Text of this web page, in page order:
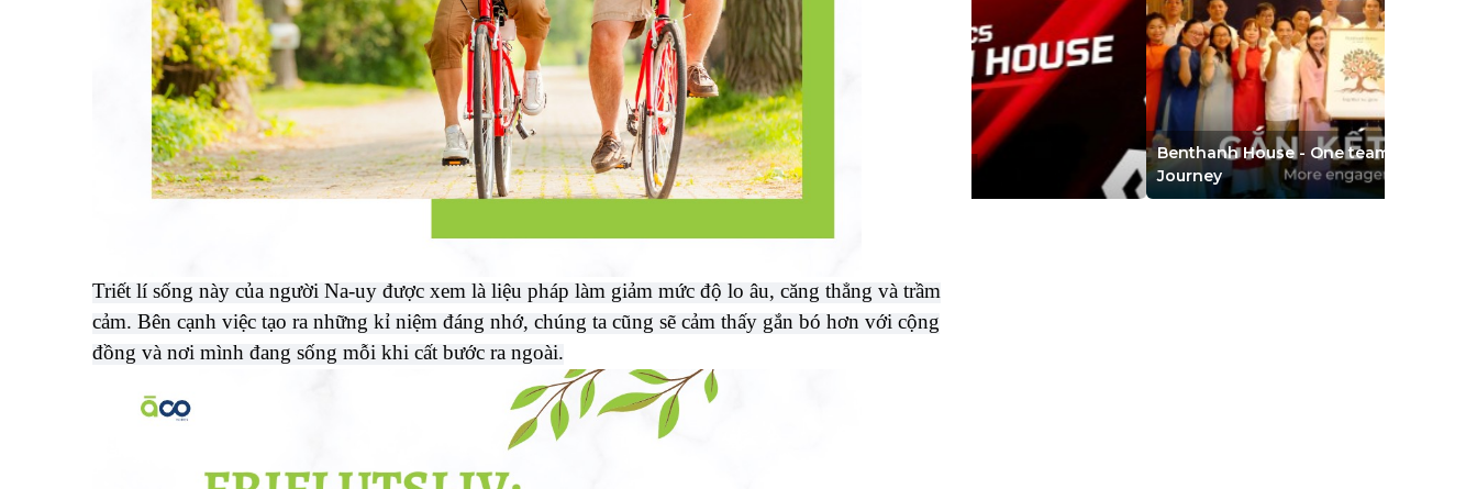
Triết lí sống này của người Na-uy được xem là liệu pháp làm giảm mức độ lo âu, căng thẳng và trầm
cảm. Bên cạnh việc tạo ra những kỉ niệm đáng nhớ, chúng ta cũng sẽ cảm thấy gắn bó hơn với cộng
đồng và nơi mình đang sống mỗi khi cất bước ra ngoài.
Hoạt động CĐCS năm 2023
Benthanh House - One team, One dream, One